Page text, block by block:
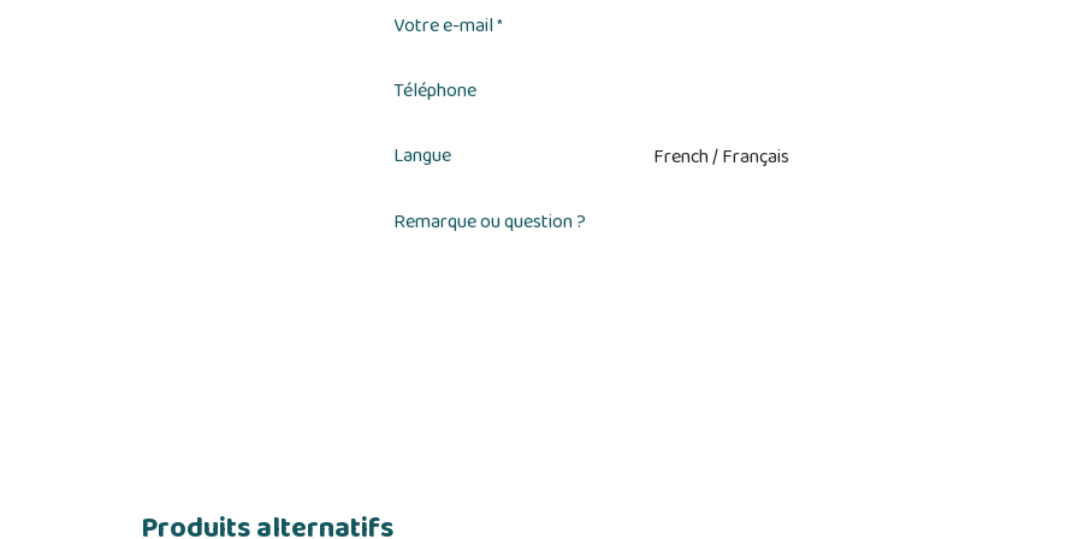
Votre e-mail*
Téléphone
Langue
Remarque ou question ?
Produits alternatifs